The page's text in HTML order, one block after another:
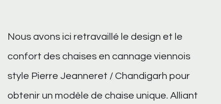
Nous avons ici retravaillé le design et le
confort des chaises en cannage viennois
style Pierre Jeanneret / Chandigarh pour
obtenir un modèle de chaise unique. Alliant